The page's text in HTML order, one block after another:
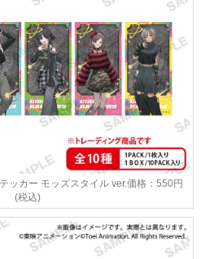
ッカー モッズスタイル ver.価格：550円
(税込)